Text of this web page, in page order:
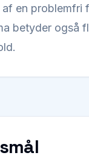
en problemfri
betyder også